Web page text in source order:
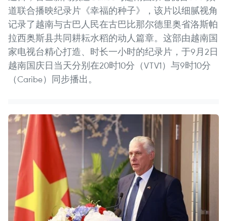
道联合播映纪录片《幸福的种子》，该片以细腻视角
记录了越南与古巴人民在古巴比那尔德里奥省洛斯帕
拉西奥斯县共同耕耘水稻的动人篇章。这部由越南国
家电视台精心打造、时长一小时的纪录片，于9月2日
越南国庆日当天分别在20时10分（VTV1）与9时10分
（Caribe）同步播出。